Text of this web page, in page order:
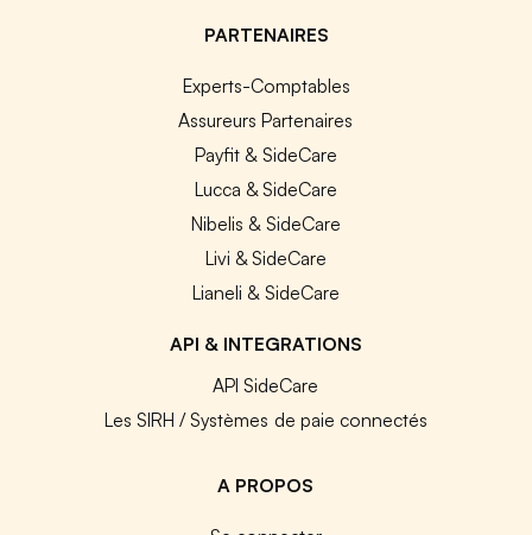
PARTENAIRES
Experts-Comptables
Assureurs Partenaires
Payfit & SideCare
Lucca & SideCare
Nibelis & SideCare
Livi & SideCare
Lianeli & SideCare
API & INTEGRATIONS
API SideCare
Les SIRH / Systèmes de paie connectés
A PROPOS